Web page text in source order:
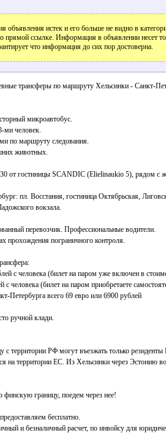
объявления истек и его больше не видно в
прямой ссылке. Информация в объявлении несет
что информация до сих пор достоверна.
трансферы по маршруту Хельсинки - Санкт-
микроавтобус.
ми человек.
по маршруту следования.
животных.
от гостиницы SCANDIC (Elielinaukio 5), рядом с
пл. Восстания, гостиница Октябрьская,
вокзала.
перевозчик. Профессиональные водители.
прохождения пограничного контроля.
с человека (билет на паром уже включен в
с человека (билет на паром приобретаете
Петербурга всего 69 евро или 6900 рублей
ручной клади.
с территории РФ могут въезжать только
на территории ЕС. Из Хельсинки через Эстонию
границу, поедем через нее!
бесплатно.
и безналичный расчет, по инвойсу для